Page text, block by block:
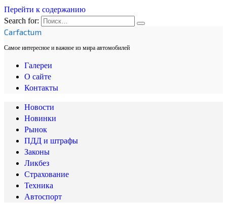
Перейти к содержанию
Search for:
Carfactum
Самое интересное и важное из мира автомобилей
Галереи
О сайте
Контакты
Новости
Новинки
Рынок
ПДД и штрафы
Законы
Ликбез
Страхование
Техника
Автоспорт